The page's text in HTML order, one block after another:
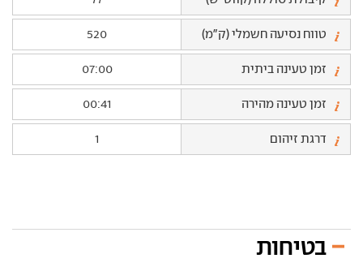
טווח נסיעה חשמלי (ק"מ) 520
זמן טעינה ביתית 07:00
זמן טעינה מהירה 00:41
דרגת זיהום 1
בטיחות